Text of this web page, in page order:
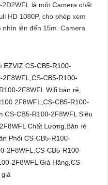
là một Camera chất
HD 1080P, cho phép xem
đến 15m. Camera